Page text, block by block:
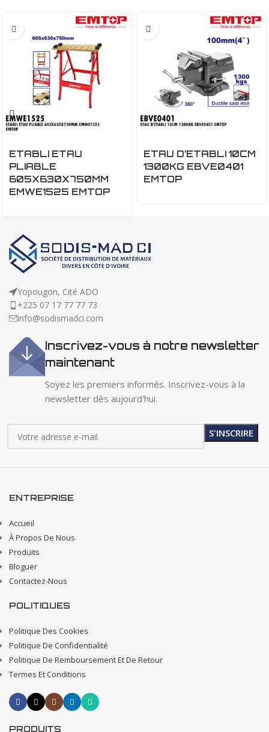
ETABLI ETAU
PLIABLE
605X630X750MM
EMWE1525 EMTOP
ETAU D’ETABLI 10CM
1300KG EBVE0401
EMTOP
Yopougon, Cité ADO
+225 07 17 77 77 73
info@sodismadci.com
Inscrivez-vous à notre newsletter
maintenant
Soyez les premiers informés. Inscrivez-vous à la
newsletter dès aujourd'hui.
ENTREPRISE
Accueil
À Propos De Nous
Produits
Bloguer
Contactez-Nous
POLITIQUES
Politique Des Cookies
Politique De Confidentialité
Politique De Remboursement Et De Retour
Termes Et Conditions
PRODUITS